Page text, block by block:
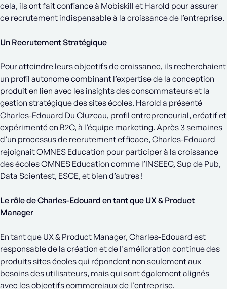
cela, ils ont fait confiance à Mobiskill et Harold pour assurer
ce recrutement indispensable à la croissance de l’entreprise.
Un Recrutement Stratégique
Pour atteindre leurs objectifs de croissance, ils recherchaient
un profil autonome combinant l’expertise de la conception
produit en lien avec les insights des consommateurs et la
gestion stratégique des sites écoles. Harold a présenté
Charles-Edouard Du Cluzeau, profil entrepreneurial, créatif et
expérimenté en B2C, à l’équipe marketing. Après 3 semaines
d’un processus de recrutement efficace, Charles-Edouard
rejoignait OMNES Education pour participer à la croissance
des écoles OMNES Education comme l’INSEEC, Sup de Pub,
Data Scientest, ESCE, et bien d’autres !
Le rôle de Charles-Edouard en tant que UX & Product
Manager
En tant que UX & Product Manager, Charles-Edouard est
responsable de la création et de l'amélioration continue des
produits sites écoles qui répondent non seulement aux
besoins des utilisateurs, mais qui sont également alignés
avec les objectifs commerciaux de l'entreprise.